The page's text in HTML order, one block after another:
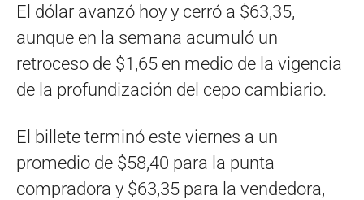
El dólar avanzó hoy y cerró a $63,35,
aunque en la semana acumuló un
retroceso de $1,65 en medio de la vigencia
de la profundización del cepo cambiario.
El billete terminó este viernes a un
promedio de $58,40 para la punta
compradora y $63,35 para la vendedora,